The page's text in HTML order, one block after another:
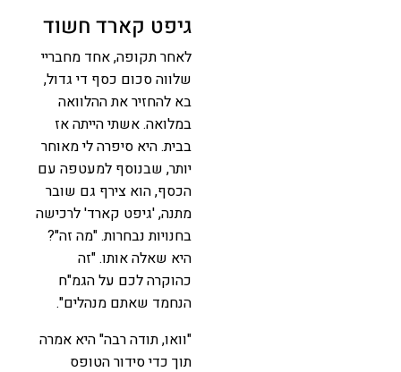
גיפט קארד חשוד
לאחר תקופה, אחד מחבריי
שלווה סכום כסף די גדול,
בא להחזיר את ההלוואה
במלואה. אשתי הייתה אז
בבית. היא סיפרה לי מאוחר
יותר, שבנוסף למעטפה עם
הכסף, הוא צירף גם שובר
מתנה, 'גיפט קארד' לרכישה
בחנויות נבחרות. "מה זה"?
היא שאלה אותו. "זה
כהוקרה לכם על הגמ"ח
הנחמד שאתם מנהלים".
"וואו, תודה רבה" היא אמרה
תוך כדי סידור הטופס